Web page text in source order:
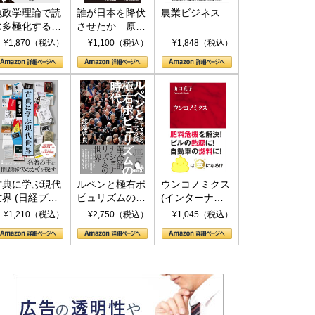
政学理論で読
多極化する世
トランプと
¥1,870（税込）
誰が日本を降伏
させたか 原爆
投下、ソ連参
(PHP新書)
¥1,100（税込）
農業ビジネス
¥1,848（税込）
典に学ぶ現代
界 (日経プレ
アシリーズ)
¥1,210（税込）
ルペンと極右ポ
ピュリズムの時
代：〈ヤヌス〉
¥2,750（税込）
ウンコノミクス
(インターナシ
ョナル新書)
¥1,045（税込）